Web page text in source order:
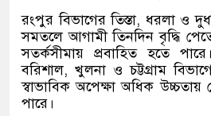
রংপুর বিভাগের তিস্তা, ধরলা ও
সমতলে আগামী তিনদিন বৃদ্ধি
সতর্কসীমায় প্রবাহিত হতে
বরিশাল, খুলনা ও চট্টগ্রাম
স্বাভাবিক অপেক্ষা অধিক
পারে।